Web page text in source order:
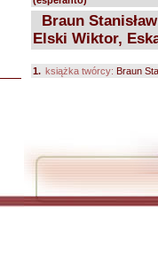
Braun
Elski Wiktor,
1. książka twórcy: Braun